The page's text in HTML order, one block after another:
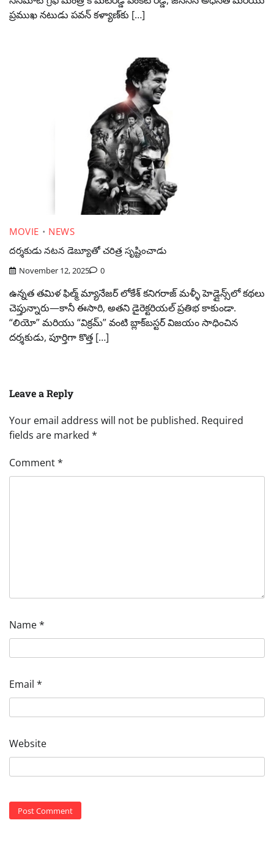
ప్రముఖ నటుడు పవన్ కళ్యాణ్‌కు […]
MOVIE
NEWS
దర్శకుడు నటన డెబ్యూ‌తో చరిత్ర సృష్టించాడు
November 12, 2025 0
ఉన్నత తమిళ ఫిల్మ్ మ్యానేజర్ లోకేశ్ క‌నిగ‌రాజ్ మళ్ళీ హెడ్లైన్స్‌లో కథలు
చెప్తున్నారు—కానీ ఈసారి, అతని డైరెక్టరియల్ ప్రతిభ కాకుండా.
“లియో” మరియు “విక్రమ్” వంటి బ్లాక్‌బస్టర్ విజయం సాధించిన
దర్శకుడు, పూర్తిగా కొత్త […]
Leave a Reply
Your email address will not be published. Required
fields are marked *
Comment*
Name*
Email *
Website